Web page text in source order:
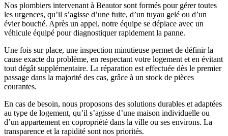
Nos plombiers intervenant à Beautor sont formés pour gérer toutes
les urgences, qu’il s’agisse d’une fuite, d’un tuyau gelé ou d’un
évier bouché. Après un appel, notre équipe se déplace avec un
véhicule équipé pour diagnostiquer rapidement la panne.
Une fois sur place, une inspection minutieuse permet de définir la
cause exacte du problème, en respectant votre logement et en évitant
tout dégât supplémentaire. La réparation est effectuée dès le premier
passage dans la majorité des cas, grâce à un stock de pièces
courantes.
En cas de besoin, nous proposons des solutions durables et adaptées
au type de logement, qu’il s’agisse d’une maison individuelle ou
d’un appartement en copropriété dans la ville ou ses environs. La
transparence et la rapidité sont nos priorités.